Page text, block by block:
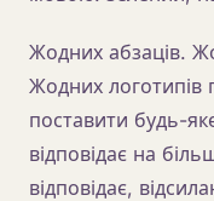
Жодних абзаців.
Жодних логотипів
поставити будь-
відповідає на
відповідає,